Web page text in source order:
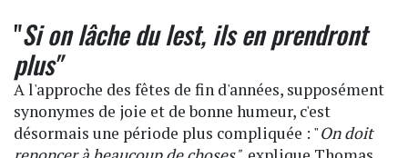
"Si on lâche du lest, ils en prendront
plus"
A l'approche des fêtes de fin d'années, supposément
synonymes de joie et de bonne humeur, c'est
désormais une période plus compliquée : "On doit